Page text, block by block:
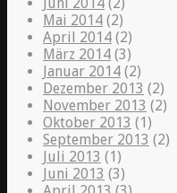
Mai 2014 (2)
April 2014 (2)
März 2014 (3)
Januar 2014 (2)
Dezember 2013 (2)
November 2013 (2)
Oktober 2013 (1)
September 2013 (2)
Juli 2013 (1)
Juni 2013 (3)